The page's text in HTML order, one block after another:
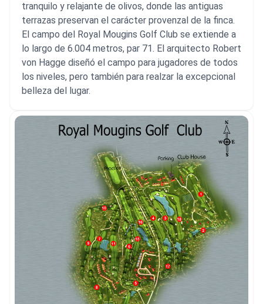
tranquilo y relajante de olivos, donde las antiguas
terrazas preservan el carácter provenzal de la finca.
El campo del Royal Mougins Golf Club se extiende a
lo largo de 6.004 metros, par 71. El arquitecto Robert
von Hagge diseñó el campo para jugadores de todos
los niveles, pero también para realzar la excepcional
belleza del lugar.